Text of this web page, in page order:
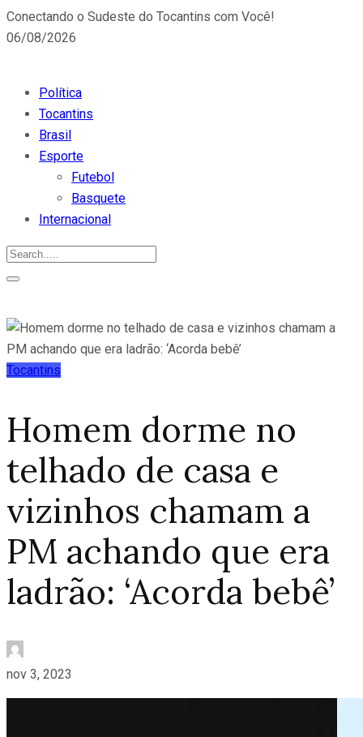
Conectando o Sudeste do Tocantins com Você!
06/08/2026
Política
Tocantins
Brasil
Esporte
Futebol
Basquete
Internacional
Tocantins
Homem dorme no
telhado de casa e
vizinhos chamam a
PM achando que era
ladrão: ‘Acorda bebê’
nov 3, 2023